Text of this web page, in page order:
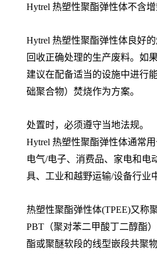
Hytrel 热塑性聚酯弹性体不含增
Hytrel 热塑性聚酯弹性体良好
回收正确处理的生产废料。如
建议在配备适当的设施中进行
础聚合物）焚烧作为方案。
处置时，必须遵守当地法规。
Hytrel 热塑性聚酯弹性体通常用
电气/电子、消费品、家电和电
具、工业和越野运输/设备行业
热塑性聚酯弹性体(TPEE)又称
PBT（聚对苯二甲酸丁二醇酯
酯或聚醚软段的线型嵌段共聚